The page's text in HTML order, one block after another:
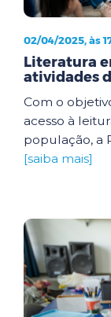
02/04/2025, às
Literatura
atividades
Com o
acesso à
população, a
[saiba mais]